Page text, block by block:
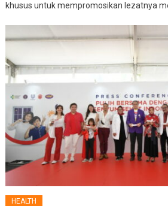
khusus untuk mempromosikan lezatnya
HEALTH